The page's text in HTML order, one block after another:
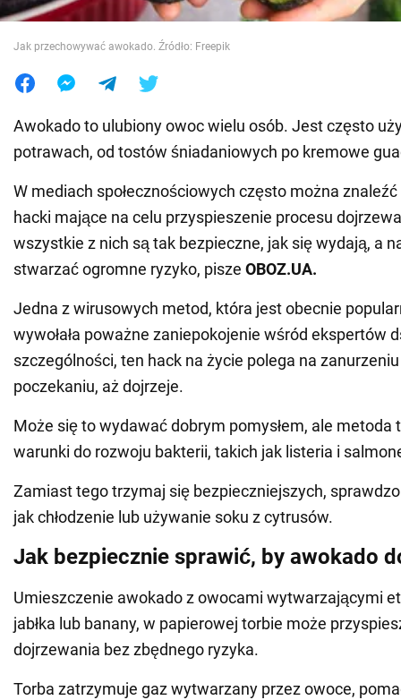
Jedzenie
Jak przechowywać awokado. Źródło: Freepik
Awokado to ulubiony owoc wielu osób. Jest często
potrawach, od tostów śniadaniowych po kremowe
W mediach społecznościowych często można
hacki mające na celu przyspieszenie procesu
wszystkie z nich są tak bezpieczne, jak się wydają, a
stwarzać ogromne ryzyko, pisze OBOZ.UA.
Jedna z wirusowych metod, która jest obecnie
wywołała poważne zaniepokojenie wśród ekspertów
szczególności, ten hack na życie polega na
poczekaniu, aż dojrzeje.
Może się to wydawać dobrym pomysłem, ale metoda
warunki do rozwoju bakterii, takich jak listeria i
Zamiast tego trzymaj się bezpieczniejszych,
jak chłodzenie lub używanie soku z cytrusów.
Jak bezpiecznie sprawić, by awokado
Umieszczenie awokado z owocami wytwarzającymi
jabłka lub banany, w papierowej torbie może
dojrzewania bez zbędnego ryzyka.
Torba zatrzymuje gaz wytwarzany przez owoce,